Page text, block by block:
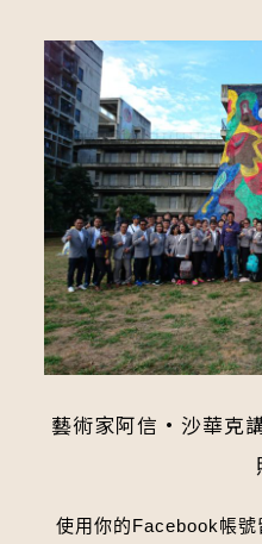
藝術家阿信·沙華克
使用你的Facebook帳號